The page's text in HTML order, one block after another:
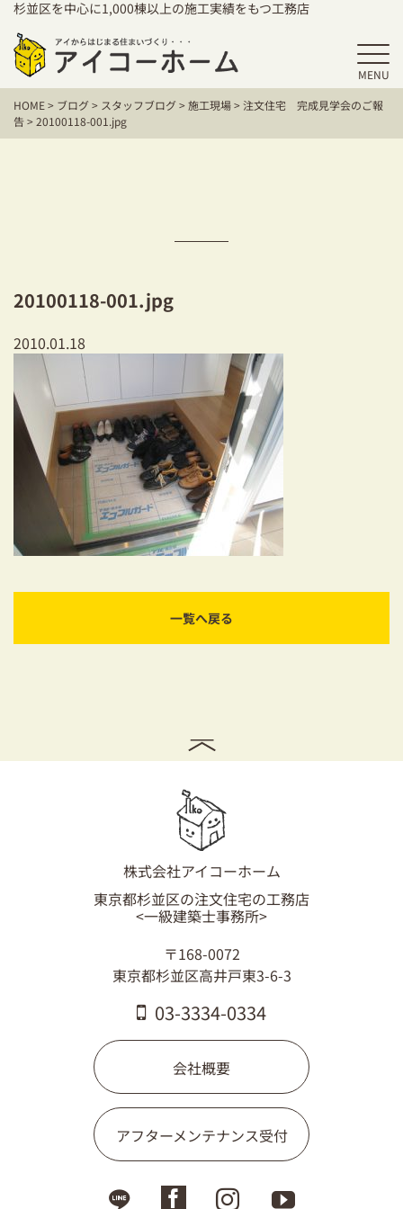
杉並区を中心に1,000棟以上の施工実績をもつ工務店
MENU
HOME
アイコーホームの家づくり
保証／アフターサポート
建て替えをお考えの方
耐震対策も安心の家づくり
リフォーム・リノベーションをお考えの方
必見！土地からお探しの方へ
資金計画についてのご相談
ショールーム
お知らせ
03-3334-0334
HOME> ブログ> スタッフブログ>施工現場>注文住宅 完成見学会のご報
告>20100118-001.jpg
20100118-001.jpg
2010.01.18
一覧へ戻る
株式会社アイコーホーム
東京都杉並区の注文住宅の工務店
<一級建築士事務所>
〒168-0072
東京都杉並区高井戸東3-6-3
03-3334-0334
会社概要
アフターメンテナンス受付